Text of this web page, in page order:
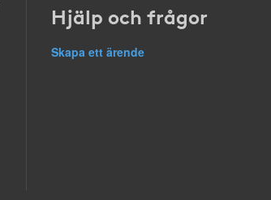
Hjälp och frågor
Skapa ett ärende